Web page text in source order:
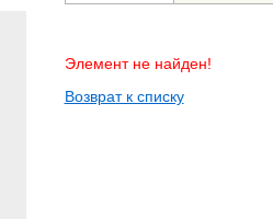
Элемент не найден!
Возврат к списку